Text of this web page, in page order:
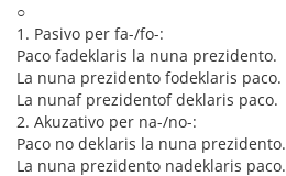
○
1. Pasivo per fa-/fo-:
Paco fadeklaris la nuna prezidento.
La nuna prezidento fodeklaris paco.
La nunaf prezidentof deklaris paco.
2. Akuzativo per na-/no-:
Paco no deklaris la nuna prezidento.
La nuna prezidento nadeklaris paco.